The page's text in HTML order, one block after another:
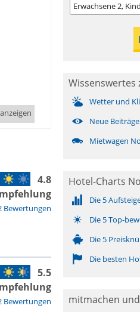
Bewertungen
4.8
Bewertungen
5.5
Erwachsene2,
Wissenswertes
Wetter und
Neue
Mietwagen
Hotel-Charts
Die 5
Die 5 Top-
Die 5
Die besten
mitmachen